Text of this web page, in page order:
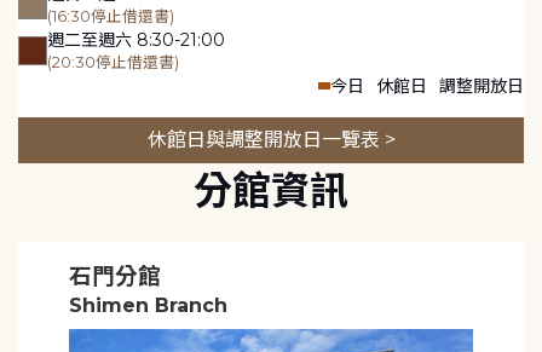
(16:30停止借還書)
週二至週六 8:30-21:00
(20:30停止借還書)
今日 休館日 調整開放日
休館日與調整開放日一覽表 >
分館資訊
石門分館
Shimen Branch